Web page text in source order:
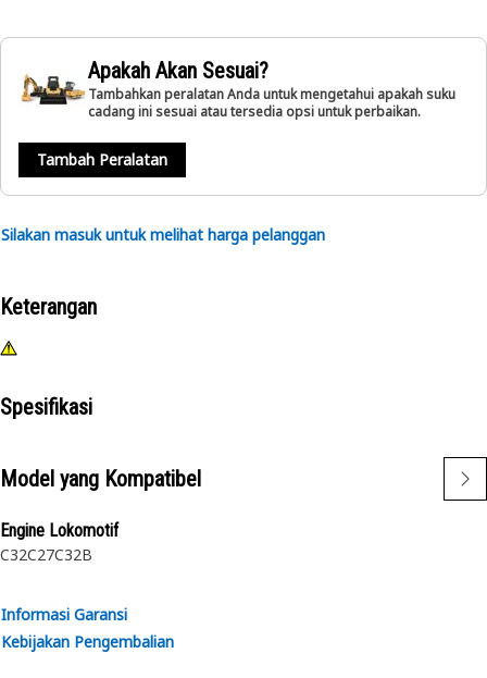
Apakah Akan Sesuai?
Tambahkan peralatan Anda untuk mengetahui apakah suku
cadang ini sesuai atau tersedia opsi untuk perbaikan.
Tambah Peralatan
Silakan masuk untuk melihat harga pelanggan
Keterangan
Spesifikasi
Model yang Kompatibel
Engine Lokomotif
C32C27C32B
Informasi Garansi
Kebijakan Pengembalian